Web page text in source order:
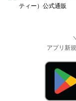
アプリ新